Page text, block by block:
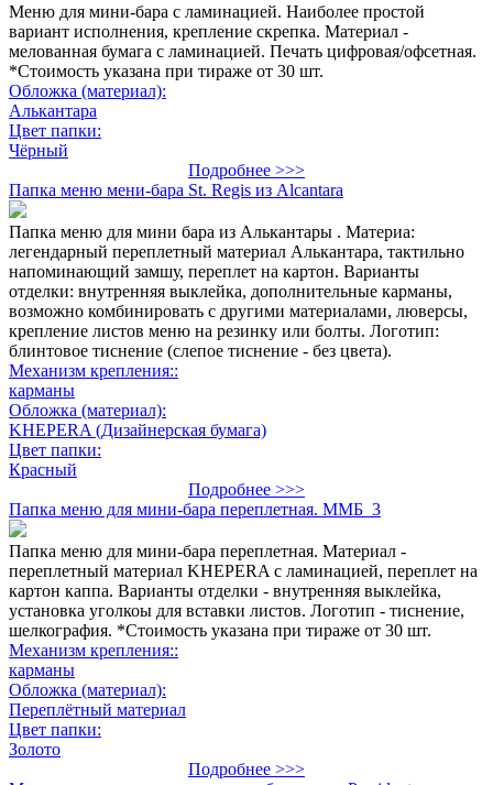
Меню для мини-бара с ламинацией. Наиболее простой
вариант исполнения, крепление скрепка. Материал -
мелованная бумага с ламинацией. Печать цифровая/офсетная.
*Стоимость указана при тираже от 30 шт.
Обложка (материал):
Алькантара
Цвет папки:
Чёрный
Подробнее >>>
Папка меню мени-бара St. Regis из Alcantara
Папка меню для мини бара из Алькантары . Материа:
легендарный переплетный материал Алькантара, тактильно
напоминающий замшу, переплет на картон. Варианты
отделки: внутренняя выклейка, дополнительные карманы,
возможно комбинировать с другими материалами, люверсы,
крепление листов меню на резинку или болты. Логотип:
блинтовое тиснение (слепое тиснение - без цвета).
Механизм крепления::
карманы
Обложка (материал):
KHEPERA (Дизайнерская бумага)
Цвет папки:
Красный
Подробнее >>>
Папка меню для мини-бара переплетная. ММБ_3
Папка меню для мини-бара переплетная. Материал -
переплетный материал KHEPERA с ламинацией, переплет на
картон каппа. Варианты отделки - внутренняя выклейка,
установка уголкоы для вставки листов. Логотип - тиснение,
шелкография. *Стоимость указана при тираже от 30 шт.
Механизм крепления::
карманы
Обложка (материал):
Переплётный материал
Цвет папки:
Золото
Подробнее >>>